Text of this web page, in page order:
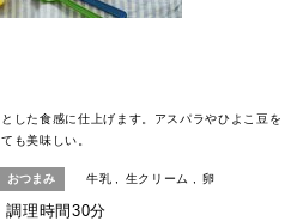
した食感に仕上げます。アスパラやひよこ豆を
も美味しい。
おつまみ 牛乳 生クリーム 卵
調理時間30分